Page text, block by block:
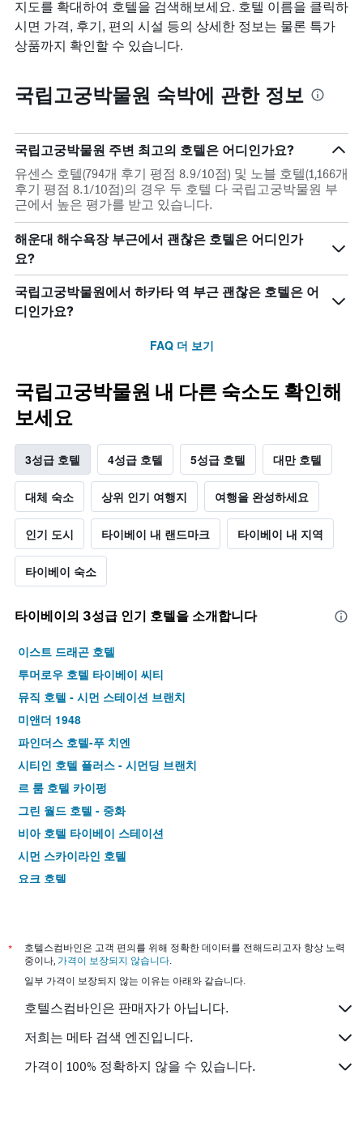
지도를 확대하여 호텔을 검색해보세요. 호텔 이름을 클릭하
시면 가격, 후기, 편의 시설 등의 상세한 정보는 물론 특가
상품까지 확인할 수 있습니다.
국립고궁박물원 숙박에 관한 정보
국립고궁박물원 주변 최고의 호텔은 어디인가요?
유센스 호텔(794개 후기 평점 8.9/10점) 및 노블 호텔(1,166개
후기 평점 8.1/10점)의 경우 두 호텔 다 국립고궁박물원 부
근에서 높은 평가를 받고 있습니다.
해운대 해수욕장 부근에서 괜찮은 호텔은 어디인가
요?
국립고궁박물원에서 하카타 역 부근 괜찮은 호텔은 어
디인가요?
FAQ 더 보기
국립고궁박물원 내 다른 숙소도 확인해
보세요
3성급 호텔 4성급 호텔 5성급 호텔 대만 호텔
대체 숙소 상위 인기 여행지 여행을 완성하세요
인기 도시 타이베이 내 랜드마크 타이베이 내 지역
타이베이 숙소
타이베이​의 3​성급 인기 호텔을 소개합니다
이스트 드래곤 호텔
투머로우 호텔 타이베이 씨티
뮤직 호텔 - 시먼 스테이션 브랜치
미앤더 1948
파인더스 호텔-푸 치엔
시티인 호텔 플러스 - 시먼딩 브랜치
르 룸 호텔 카이펑
그린 월드 호텔 - 중화
비아 호텔 타이베이 스테이션
시먼 스카이라인 호텔
요크 호텔
리치 앤 프리 호텔 카이펑
호텔 참 참 - 타이베이
뉴 월드 호텔
이스틴 타이베이 호텔
뮤지크 호텔 - 시먼딩 시닝 브랜치
*
호텔스컴바인은 고객 편의를 위해 정확한 데이터를 전해드리고자 항상 노력
중이나, 가격이 보장되지 않습니다.
일부 가격이 보장되지 않는 이유는 아래와 같습니다.
호텔스컴바인은 판매자가 아닙니다.
저희는 메타 검색 엔진입니다.
가격이 100% 정확하지 않을 수 있습니다.